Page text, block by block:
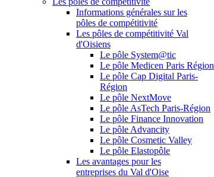
Informations générales sur les
pôles de compétitivité
Les pôles de compétitivité Val
d'Oisiens
Le pôle System@tic
Le pôle Medicen Paris Région
Le pôle Cap Digital Paris-
Région
Le pôle NextMove
Le pôle AsTech Paris-Région
Le pôle Finance Innovation
Le pôle Advancity
Le pôle Cosmetic Valley
Le pôle Elastopôle
Les avantages pour les
entreprises du Val d'Oise